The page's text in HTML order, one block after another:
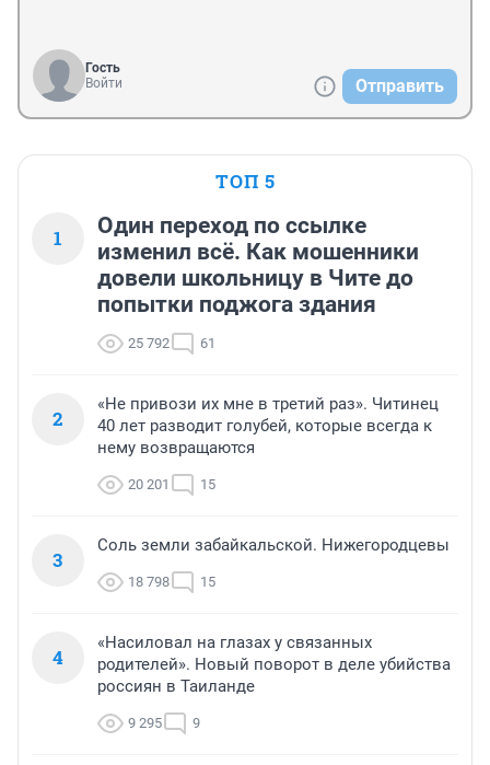
Гость
Войти
Отправить
ТОП 5
1
Один переход по ссылке
изменил всё. Как мошенники
довели школьницу в Чите до
попытки поджога здания
25 792 61
2
«Не привози их мне в третий раз». Читинец
40 лет разводит голубей, которые всегда к
нему возвращаются
20 201 15
3
Соль земли забайкальской. Нижегородцевы
18 798 15
4
«Насиловал на глазах у связанных
родителей». Новый поворот в деле убийства
россиян в Таиланде
9 295 9